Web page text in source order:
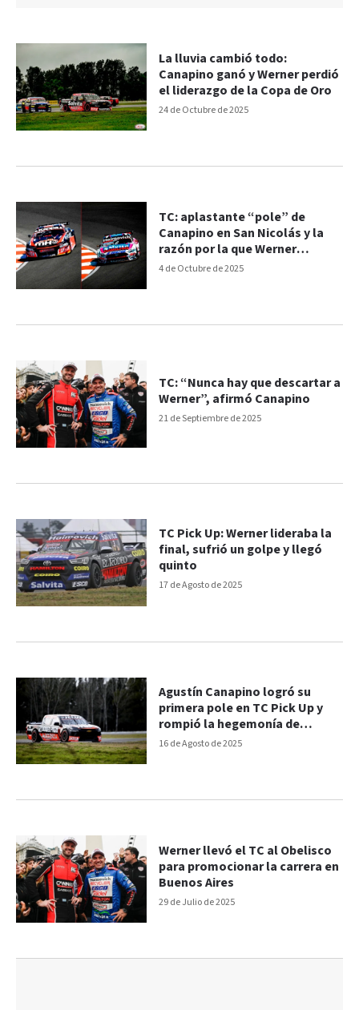
24 de Octubre de 2025
La lluvia cambió todo:
Canapino ganó y Werner perdió
el liderazgo de la Copa de Oro
4 de Octubre de 2025
TC: aplastante “pole” de
Canapino en San Nicolás y la
razón por la que Werner
finalizó 33º
21 de Septiembre de 2025
TC: “Nunca hay que descartar a
Werner”, afirmó Canapino
17 de Agosto de 2025
TC Pick Up: Werner lideraba la
final, sufrió un golpe y llegó
quinto
16 de Agosto de 2025
Agustín Canapino logró su
primera pole en TC Pick Up y
rompió la hegemonía de
Werner
29 de Julio de 2025
Werner llevó el TC al Obelisco
para promocionar la carrera en
Buenos Aires